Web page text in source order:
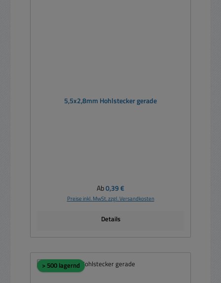
5,5x2,8mm Hohlstecker gerade
Regulärer Preis:
Ab0,39 €
Preise inkl. MwSt. zzgl. Versandkosten
Details
> 500 lagernd